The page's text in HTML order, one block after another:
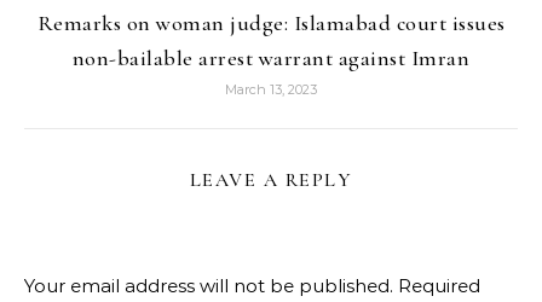
Remarks on woman judge: Islamabad court issues
non-bailable arrest warrant against Imran
March 13, 2023
LEAVE A REPLY
Your email address will not be published. Required